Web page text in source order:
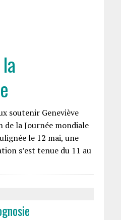
soutenir Geneviève
de la Journée mondiale
le 12 mai, une
s’est tenue du 11 au